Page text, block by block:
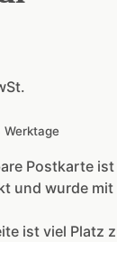
Postkarte
und wurde mit
ist viel Platz